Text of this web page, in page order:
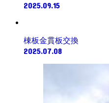
2025.09.15
棟板金貫板交換
2025.07.08